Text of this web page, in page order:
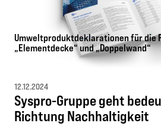
Umweltproduktdeklarationen für die
„Elementdecke“ und „Doppelwand“
12.12.2024
Syspro-Gruppe geht
Richtung Nachhaltigkeit